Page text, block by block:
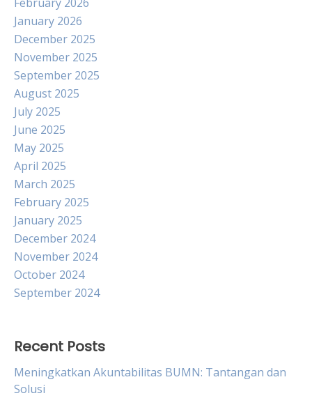
January 2026
December 2025
November 2025
September 2025
August 2025
July 2025
June 2025
May 2025
April 2025
March 2025
February 2025
January 2025
December 2024
November 2024
October 2024
September 2024
Recent Posts
Meningkatkan Akuntabilitas BUMN: Tantangan dan
Solusi